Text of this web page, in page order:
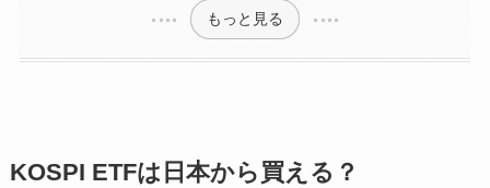
もっと見る
KOSPI ETFは日本から買える？